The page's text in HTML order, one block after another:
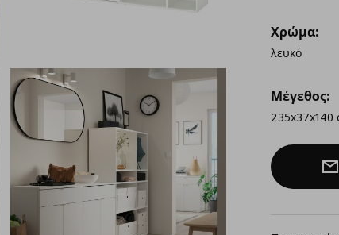
Χρώμα:
λευκό
Μέγεθος:
235x37x140